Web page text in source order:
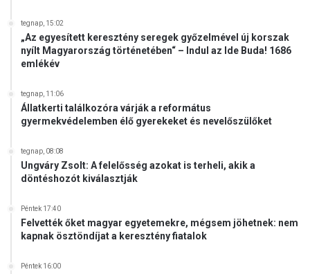
ú
l
tegnap, 15:02
„Az egyesített keresztény seregek győzelmével új korszak
nyílt Magyarország történetében“ – Indul az Ide Buda! 1686
emlékév
tegnap, 11:06
Állatkerti találkozóra várják a református
gyermekvédelemben élő gyerekeket és nevelőszülőket
tegnap, 08:08
Ungváry Zsolt: A felelősség azokat is terheli, akik a
döntéshozót kiválasztják
Péntek 17:40
Felvették őket magyar egyetemekre, mégsem jöhetnek: nem
kapnak ösztöndíjat a keresztény fiatalok
Péntek 16:00